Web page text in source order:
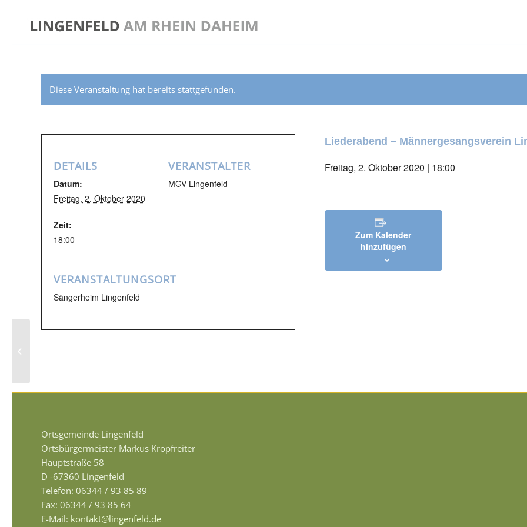
Diese Veranstaltung hat bereits stattgefunden.
Liederabend – Männergesangsverein
Freitag, 2. Oktober 2020 | 18:00
Zum Kalender
hinzufügen
DETAILS
Datum:
Freitag, 2. Oktober 2020
Zeit:
18:00
VERANSTALTER
MGV Lingenfeld
VERANSTALTUNGSORT
Sängerheim Lingenfeld
Ortsgemeinde Lingenfeld
Ortsbürgermeister Markus Kropfreiter
Hauptstraße 58
D -67360 Lingenfeld
Telefon: 06344 / 93 85 89
Fax: 06344 / 93 85 64
E-Mail: kontakt@lingenfeld.de